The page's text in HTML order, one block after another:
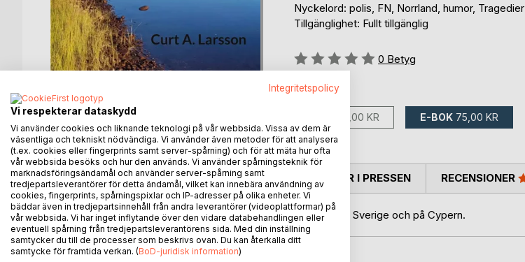
Nyckelord: polis, FN, Norrland, humor, Tragedier
Tillgänglighet: Fullt tillgänglig
Betyg::
0%
0 Betyg
finns som:
150,00 KR E-BOK 75,00 KR
BESKRIVNING
14 berättelser -några med anknytning till polisverksamhet i Sverige och på Cypern.
FÖRFATTARE KOMMENTARER I PRESSEN RECENSIONER
Integritetspolicy
Vi respekterar dataskydd
Vi använder cookies och liknande teknologi på vår webbsida. Vissa av dem är
väsentliga och tekniskt nödvändiga. Vi använder även metoder för att analysera
(t.ex. cookies eller fingerprints samt server-spårning) och för att mäta hur ofta
vår webbsida besöks och hur den används. Vi använder spårningsteknik för
marknadsföringsändamål och använder server-spårning samt
tredjepartsleverantörer för detta ändamål, vilket kan innebära användning av
cookies, fingerprints, spårningspixlar och IP-adresser på olika enheter. Vi
bäddar även in tredjepartsinnehåll från andra leverantörer (videoplattformar) på
vår webbsida. Vi har inget inflytande över den vidare databehandlingen eller
eventuell spårning från tredjepartsleverantörens sida. Med din inställning
samtycker du till de processer som beskrivs ovan. Du kan återkalla ditt
samtycke för framtida verkan. (BoD-juridisk information)